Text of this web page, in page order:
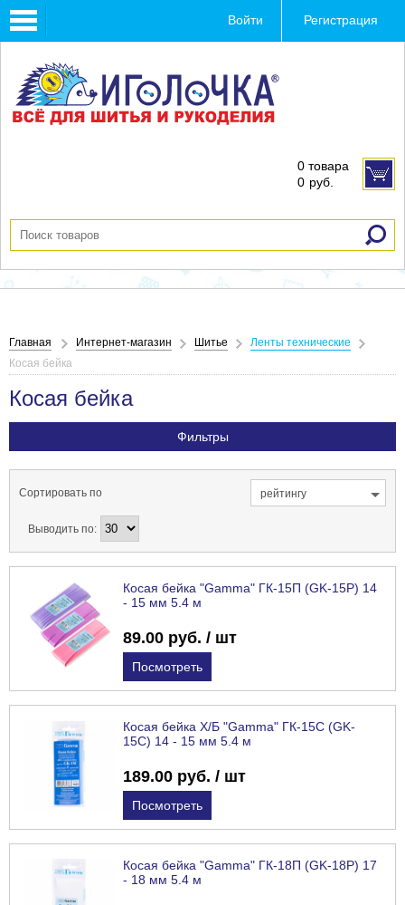
Toggle
navigation
Войти Регистрация
0 товара
0 руб.
Главная Интернет-магазин Шитье
Ленты технические
Косая бейка
Косая бейка
Фильтры
Сортировать по рейтингу
Выводить по:
Косая бейка "Gamma" ГК-15П (GK-15P) 14
- 15 мм 5.4 м
89.00 руб. / шт
Посмотреть
Косая бейка Х/Б "Gamma" ГК-15С (GK-
15C) 14 - 15 мм 5.4 м
189.00 руб. / шт
Посмотреть
Косая бейка "Gamma" ГК-18П (GK-18P) 17
- 18 мм 5.4 м